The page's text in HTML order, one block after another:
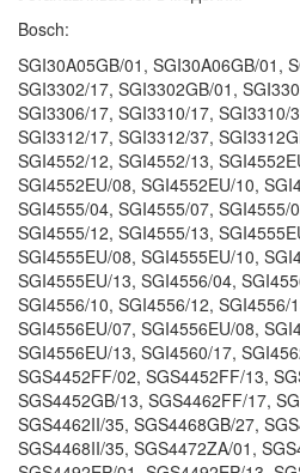
Bosch:
SGI30A05GB/01, SGI30A06GB/01,
SGI3302/17, SGI3302GB/01,
SGI3306/17, SGI3310/17, SGI3310/
SGI3312/17, SGI3312/37,
SGI4552/12, SGI4552/13,
SGI4552EU/08, SGI4552EU/10,
SGI4555/04, SGI4555/07, SGI4555/
SGI4555/12, SGI4555/13,
SGI4555EU/08, SGI4555EU/10,
SGI4555EU/13, SGI4556/04,
SGI4556/10, SGI4556/12, SGI4556/
SGI4556EU/07, SGI4556EU/08,
SGI4556EU/13, SGI4560/17,
SGS4452FF/02, SGS4452FF/13,
SGS4452GB/13, SGS4462FF/17,
SGS4462II/35, SGS4468GB/27,
SGS4468II/35, SGS4472ZA/01,